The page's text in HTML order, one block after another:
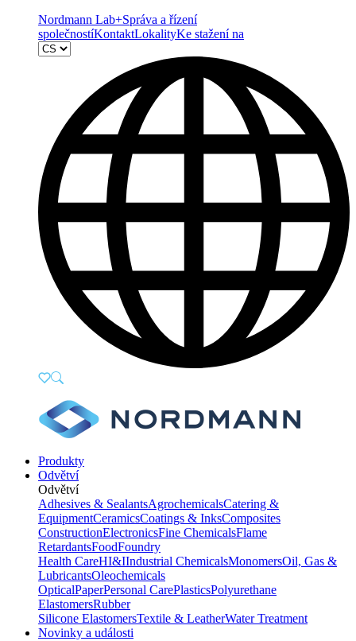
Nordmann Lab+Správa a řízení
společnostíKontaktLokalityKe stažení na
Produkty
Odvětví
Odvětví
Adhesives & SealantsAgrochemicalsCatering &
EquipmentCeramicsCoatings & InksComposites
ConstructionElectronicsFine ChemicalsFlame
RetardantsFoodFoundry
Health CareHI&IIndustrial ChemicalsMonomersOil, Gas &
LubricantsOleochemicals
OpticalPaperPersonal CarePlasticsPolyurethane
ElastomersRubber
Silicone ElastomersTextile & LeatherWater Treatment
Novinky a události